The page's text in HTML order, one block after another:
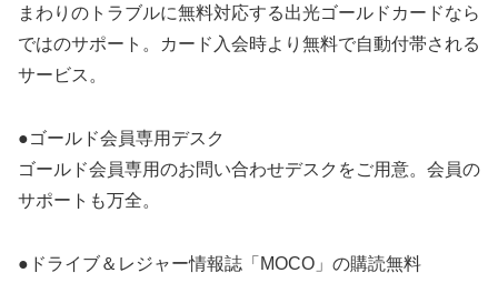
まわりのトラブルに無料対応する出光ゴールドカードなら
ではのサポート。カード入会時より無料で自動付帯される
サービス。
●ゴールド会員専用デスク
ゴールド会員専用のお問い合わせデスクをご用意。会員の
サポートも万全。
●ドライブ＆レジャー情報誌「MOCO」の購読無料